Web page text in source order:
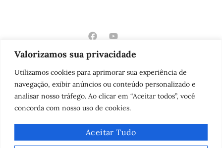
Valorizamos sua privacidade
Utilizamos cookies para aprimorar sua experiência de
navegação, exibir anúncios ou conteúdo personalizado e
analisar nosso tráfego. Ao clicar em “Aceitar todos”, você
concorda com nosso uso de cookies.
Aceitar Tudo
Todos os Direitos Reservados, 2025